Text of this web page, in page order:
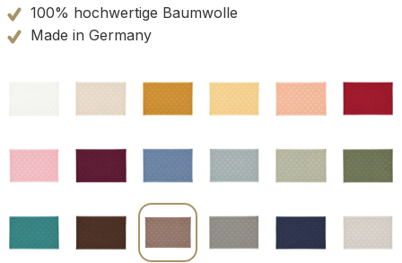
100% hochwertige Baumwolle
Made in Germany